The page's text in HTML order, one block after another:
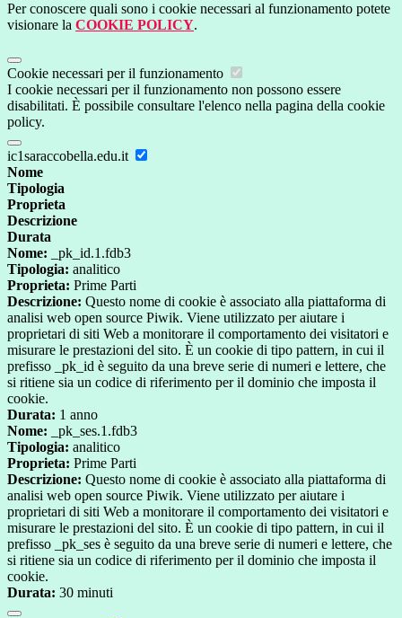
Per conoscere quali sono i cookie necessari al funzionamento potete
visionare la COOKIE POLICY.
Cookie necessari per il funzionamento
I cookie necessari per il funzionamento non possono essere
disabilitati. È possibile consultare l'elenco nella pagina della cookie
policy.
ic1saraccobella.edu.it
Nome
Tipologia
Proprieta
Descrizione
Durata
Nome: _pk_id.1.fdb3
Tipologia: analitico
Proprieta: Prime Parti
Descrizione: Questo nome di cookie è associato alla piattaforma di
analisi web open source Piwik. Viene utilizzato per aiutare i
proprietari di siti Web a monitorare il comportamento dei visitatori e
misurare le prestazioni del sito. È un cookie di tipo pattern, in cui il
prefisso _pk_id è seguito da una breve serie di numeri e lettere, che
si ritiene sia un codice di riferimento per il dominio che imposta il
cookie.
Durata: 1 anno
Nome: _pk_ses.1.fdb3
Tipologia: analitico
Proprieta: Prime Parti
Descrizione: Questo nome di cookie è associato alla piattaforma di
analisi web open source Piwik. Viene utilizzato per aiutare i
proprietari di siti Web a monitorare il comportamento dei visitatori e
misurare le prestazioni del sito. È un cookie di tipo pattern, in cui il
prefisso _pk_ses è seguito da una breve serie di numeri e lettere, che
si ritiene sia un codice di riferimento per il dominio che imposta il
cookie.
Durata: 30 minuti